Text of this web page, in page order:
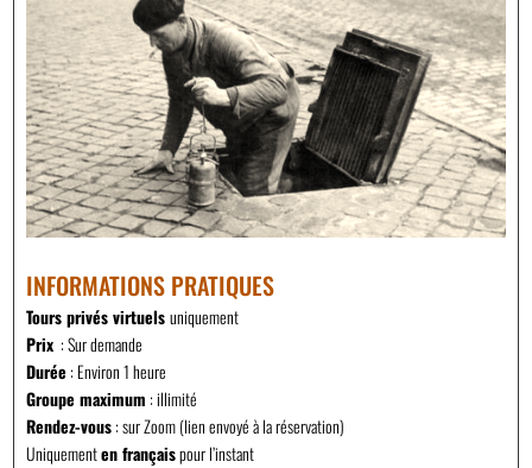
INFORMATIONS PRATIQUES
Tours privés virtuelsuniquement
Prix : Sur demande
Durée : Environ 1 heure
Groupe maximum : illimité
Rendez-vous: sur Zoom (lien envoyé à la réservation)
Uniquementen françaispour l’instant